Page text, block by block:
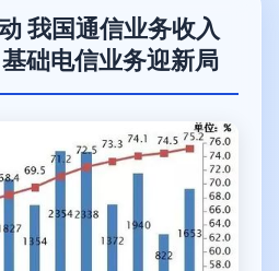
我国通信业务收入
础电信业务迎新局